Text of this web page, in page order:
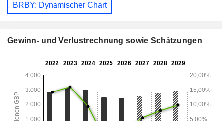
BRBY: Dynamischer Chart
Gewinn- und Verlustrechnung sowie Schätzungen